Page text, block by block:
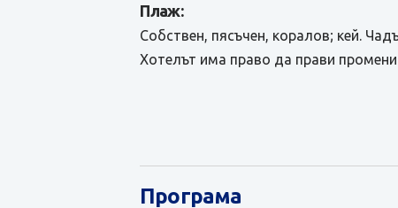
Плаж:
Собствен, пясъчен, коралов; кей.
Хотелът има право да прави
Програма